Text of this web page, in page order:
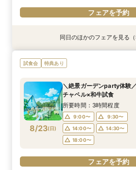
フェアを予約
特典あり
8/22(土)
＼1軒目限定★3万ギフト付
ゼント×和牛試食
9:00〜
14:30〜
18:00〜
フェアを予約
特典あり
8/22(土)
【6名～30名の少人数婚】
ン誕生！無料試食付
9:00〜
14:30〜
18:00〜
フェアを予約
8/22(土)
【タイパ重視！60分で完
場案内＆相談会
10:00〜
15:00〜
18:30〜
フェアを予約
8/22(土)
【60分で完結】即決営業
りみちツアー
10:30〜 15:30〜
フェアを予約
8/22(土)
【会場見学2件目以上◎】
比較×見積相談会
9:00〜
14:30〜
18:00〜
フェアを予約
同日のほかのフェアを見る（
試食会 特典あり
8/23(日)
＼絶景ガーデンparty体験
チャペル×和牛試食
所要時間：3時間程度
9:00〜
9:30〜
14:00〜
14:30〜
18:00〜
フェアを予約